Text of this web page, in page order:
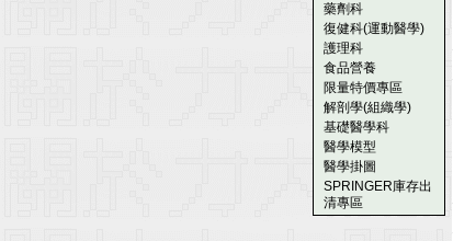
藥劑科
復健科(運動醫學)
護理科
食品營養
限量特價專區
解剖學(組織學)
基礎醫學科
醫學模型
醫學掛圖
SPRINGER庫存出
清專區